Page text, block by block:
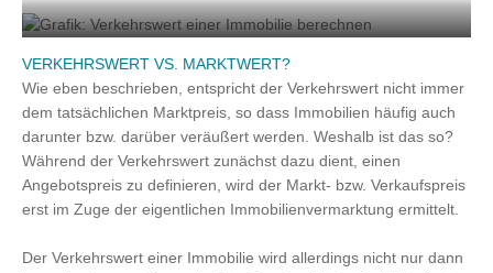
Den Verkehrswert berechnen
VERKEHRSWERT VS. MARKTWERT?
Wie eben beschrieben, entspricht der Verkehrswert nicht immer
dem tatsächlichen Marktpreis, so dass Immobilien häufig auch
darunter bzw. darüber veräußert werden. Weshalb ist das so?
Während der Verkehrswert zunächst dazu dient, einen
Angebotspreis zu definieren, wird der Markt- bzw. Verkaufspreis
erst im Zuge der eigentlichen Immobilienvermarktung ermittelt.
Der Verkehrswert einer Immobilie wird allerdings nicht nur dann